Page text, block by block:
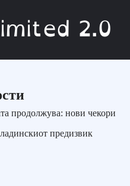
2.0
продолжува: нови чекори
предизвик